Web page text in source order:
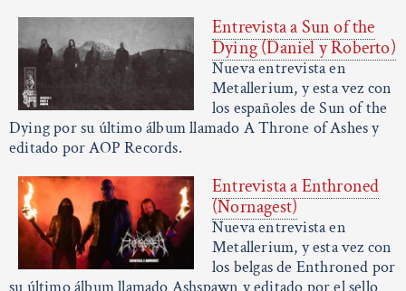
Entrevista a Sun of the
Dying (Daniel y Roberto)
Nueva entrevista en
Metallerium, y esta vez con
los españoles de Sun of the
Dying por su último álbum llamado A Throne of Ashes y
editado por AOP Records.
Entrevista a Enthroned
(Nornagest)
Nueva entrevista en
Metallerium, y esta vez con
los belgas de Enthroned por
su último álbum llamado Ashspawn y editado por el sello